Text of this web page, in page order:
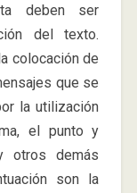
deben ser
del texto.
colocación de
que se
la utilización
el punto y
otros demás
son la